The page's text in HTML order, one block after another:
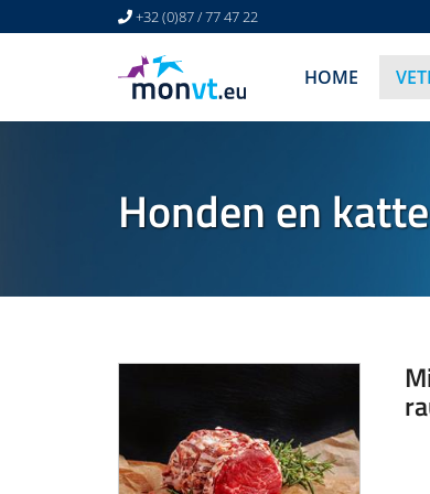
+32 (0)87 / 77 47 22
HOME
Honden en